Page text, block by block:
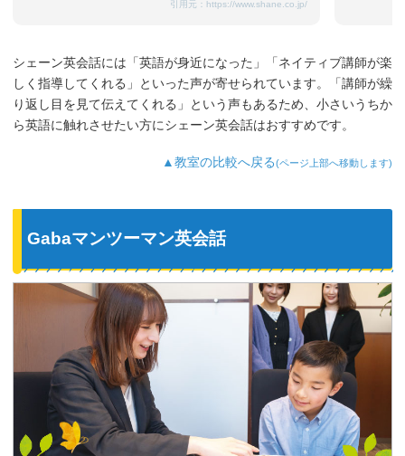
引用元： https://www.shane.co.jp/
シェーン英会話には「英語が身近になった」「ネイティブ講師が楽
しく指導してくれる」といった声が寄せられています。「講師が繰
り返し目を見て伝えてくれる」という声もあるため、小さいうちか
ら英語に触れさせたい方にシェーン英会話はおすすめです。
▲教室の比較へ戻る(ページ上部へ移動します)
Gabaマンツーマン英会話